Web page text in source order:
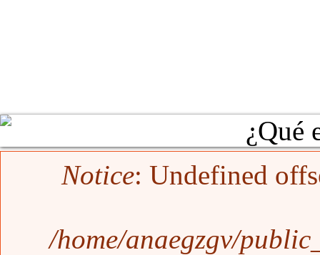
¿Qué
Mensaje de error
Notice: Undefined
/home/anaegzgv/